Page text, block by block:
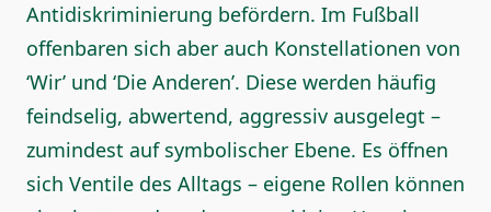
Antidiskriminierung befördern. Im Fußball
offenbaren sich aber auch Konstellationen von
‘Wir’ und ‘Die Anderen’. Diese werden häufig
feindselig, abwertend, aggressiv ausgelegt –
zumindest auf symbolischer Ebene. Es öffnen
sich Ventile des Alltags – eigene Rollen können